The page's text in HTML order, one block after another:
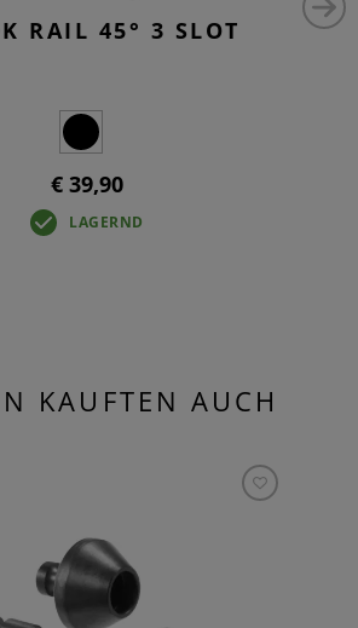
RAIL 45° 3 SLOT
€ 39,90
LAGERND
KAUFTEN AUCH